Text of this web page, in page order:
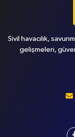
Sivil havacılık,
gelişmeleri,